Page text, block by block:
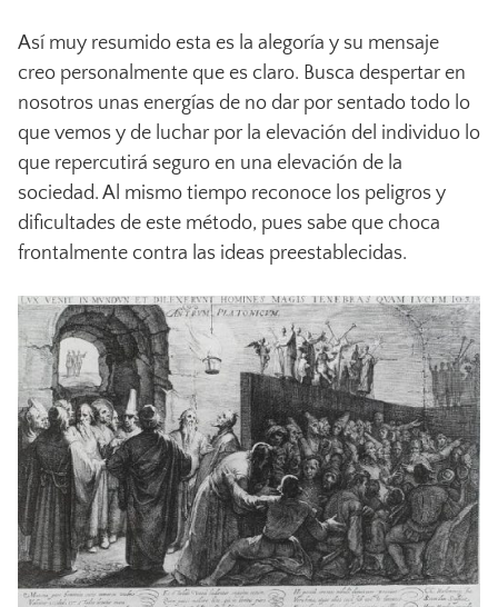
Así muy resumido esta es la alegoría y su mensaje
creo personalmente que es claro. Busca despertar en
nosotros unas energías de no dar por sentado todo lo
que vemos y de luchar por la elevación del individuo lo
que repercutirá seguro en una elevación de la
sociedad. Al mismo tiempo reconoce los peligros y
dificultades de este método, pues sabe que choca
frontalmente contra las ideas preestablecidas.